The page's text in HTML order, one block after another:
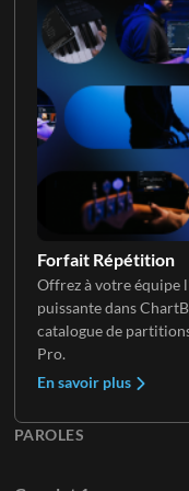
Forfait Répétition
Offrez à votre équipe
puissante dans
catalogue de
Pro.
En savoir plus
PAROLES